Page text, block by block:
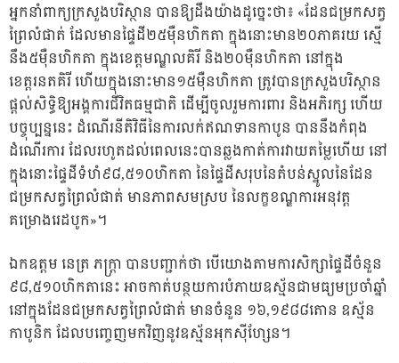
អ្នកនាំពាក្យក្រសួងបរិស្ថាន បានឱ្យដឹងយ៉ាងដូច្នេះថា៖ «ដែនជម្រកសត្វ
ព្រៃលំផាត់ ដែលមានផ្ទៃដី២៥ម៉ឺនហិកតា ក្នុងនោះមាន២០ភាគរយ ស្មើ
នឹង៥ម៉ឺនហិកតា ក្នុងខេត្តមណ្ឌលគិរី និង២០ម៉ឺនហិកតា នៅក្នុង
ខេត្តរនតគិរី ហើយក្នុងនោះមាន១៥ម៉ឺនហិកតា ត្រូវបានក្រសួងបរិស្ថាន
ផ្តល់សិទ្ធិឱ្យអង្គការជីវិតធម្មជាតិ ដើម្បីចូលរួមការពារ និងអភិរក្ស ហើយ
បច្ចុប្បន្ននេះ ដំណើរនីតិវិធីនៃការលក់ឥណទានកាបូន បាននឹងកំពុង
ដំណើរការ ដែលរហូតដល់ពេលនេះបានឆ្លងកាត់ការវាយតម្លៃហើយ នៅ
ក្នុងនោះផ្ទៃដីទំហំ៩៨,៥១០ហិកតា នៃផ្ទៃដីសរុបនៃតំបន់ស្នូលនៃដែន
ជម្រកសត្វព្រៃលំផាត់ មានភាពសមស្រប នៃលក្ខខណ្ឌការអនុវត្ត
គម្រោងរេដបូក»។
ឯកឧត្តម នេត្រ ភក្ត្រា បានបញ្ជាក់ថា បើយោងតាមការសិក្សាផ្ទៃដីចំនួន
៩៨,៥១០ហិកតានេះ អាចកាត់បន្ថយការបំភាយឧស្ម័នជាមធ្យមប្រចាំឆ្នាំ
នៅក្នុងដែនជម្រកសត្វព្រៃលំផាត់ មានចំនួន ១៦,១៩៨៨តោន ឧស្ម័ន
កាបូនិក ដែលបញ្ចេញមកវិញនូវឧស្ម័នអុកស៉ីហ្សែន។